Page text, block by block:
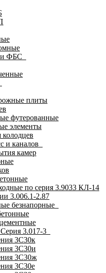
ФБС
плиты
футерованные
элементы
и каналов
камер
по серия 3.9033 КЛ-14
3.006.1-2.87
безнапорные
3.017-3
3С30к
3С30и
3С30ж
3С30е